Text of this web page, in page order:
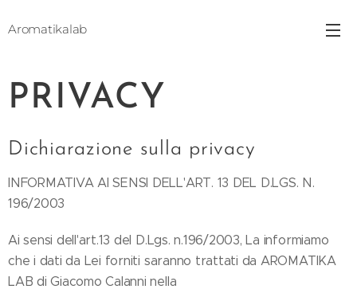
Aromatikalab
PRIVACY
Dichiarazione sulla privacy
INFORMATIVA AI SENSI DELL'ART. 13 DEL D.LGS. N.
196/2003
Ai sensi dell'art.13 del D.Lgs. n.196/2003, La informiamo
che i dati da Lei forniti saranno trattati da AROMATIKA
LAB di Giacomo Calanni nella